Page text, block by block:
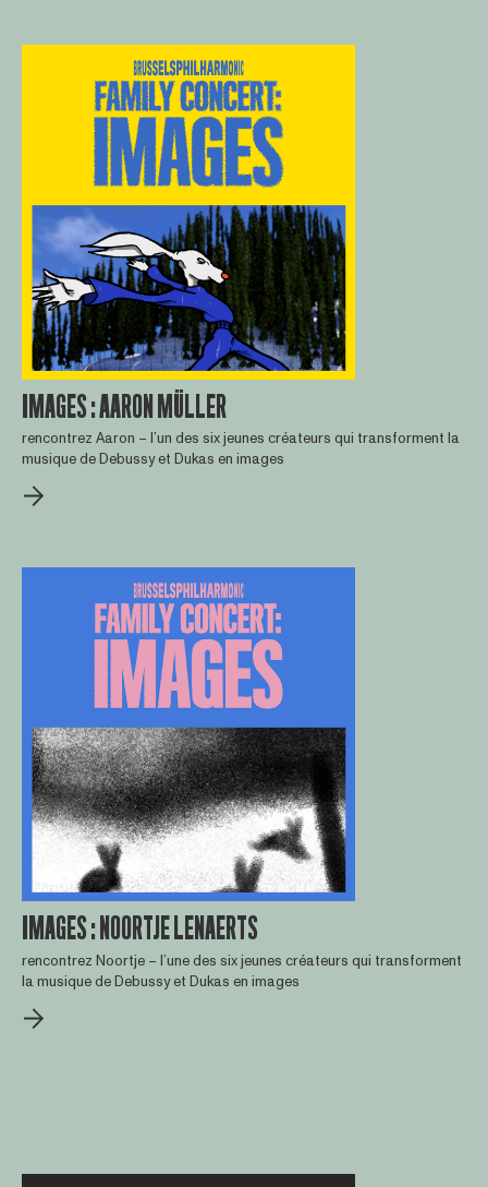
IMAGES : AARON MÜLLER
rencontrez Aaron – l’un des six jeunes créateurs qui transforment la
musique de Debussy et Dukas en images
IMAGES : NOORTJE LENAERTS
rencontrez Noortje – l’une des six jeunes créateurs qui transforment
la musique de Debussy et Dukas en images